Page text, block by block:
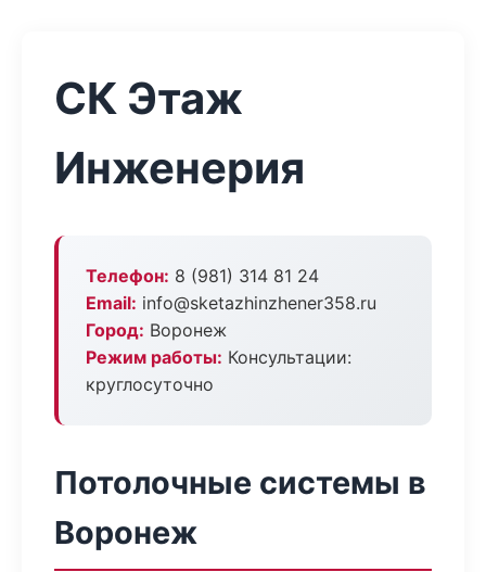
СК Этаж
Инженерия
Телефон: 8 (981) 314 81 24
Email: info@sketazhinzhener358.ru
Город: Воронеж
Режим работы: Консультации:
круглосуточно
Потолочные системы в
Воронеж